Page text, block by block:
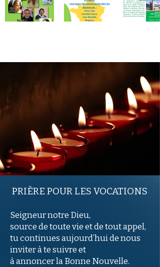
PRIÈRE POUR LES VOCATIONS
Seigneur notre Dieu,
source de toute vie et de tout appel,
tu continues aujourd’hui de nous
inviter à te suivre et
à annoncer la Bonne Nouvelle.